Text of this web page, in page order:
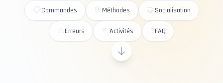
📋Commandes 🎯Méthodes 🤝Socialisation
Erreurs 🏃Activités ❓FAQ